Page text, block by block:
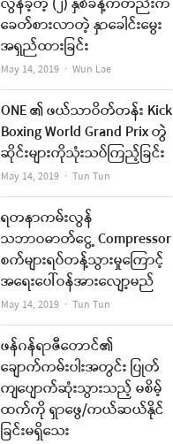
ခေတ်စားလာတဲ့ နှာခေါင်းမွေး
အရှည်ထားခြင်း
May 14, 2019 Author
Wun Lae
ONE ၏ ဖယ်သာဝိတ်တန်း Kick
Boxing World Grand Prix တွဲ
ဆိုင်းများကိုသုံးသပ်ကြည့်ခြင်း
May 14, 2019 Author
Tun Tun
ရတနာကမ်းလွန်
သဘာဝဓာတ်ငွေ့ Compressor
စက်များရပ်တန့်သွားမှုကြောင့်
အရေးပေါ်ဝန်အားလျော့မည်
May 14, 2019 Author
Tun Tun
ဖန်ဂန်ရာဇီတောင်၏
ချောက်ကမ်းပါးအတွင်း ပြုတ်
ကျပျောက်ဆုံးသွားသည့် မစိမ့်
ထက်ကို ရှာဖွေ/ကယ်ဆယ်နိုင်
ခြင်းမရှိသေး